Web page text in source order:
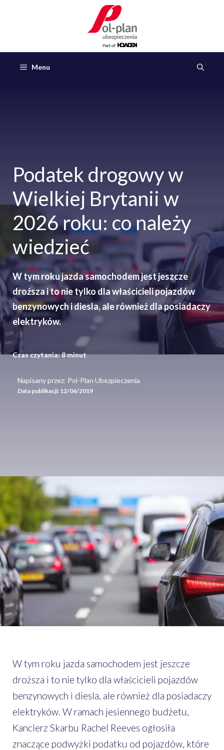
Menu
Podatek drogowy w
Wielkiej Brytanii w
2026 roku: co należy
wiedzieć
W tym roku jazda samochodem jest jeszcze
droższa i to nie tylko dla właścicieli pojazdów
benzynowych i diesla, ale również dla posiadaczy
elektryków.
Czas czytania:8minut
Napisany przez: Pol-Plan Ubezpieczenia
Data publikacji: 12/06/2019
W tym roku jazda samochodem jest jeszcze
droższa i to nie tylko dla właścicieli pojazdów
benzynowych i diesla, ale również dla posiadaczy
elektryków. W ramach jesiennego budżetu,
Kanclerz Skarbu Rachel Reeves ogłosiła
znaczące podwyżki podatku od pojazdów, które